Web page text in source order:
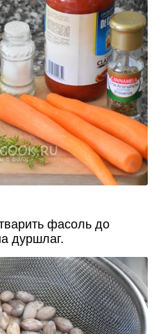
фасоль до
дуршлаг.